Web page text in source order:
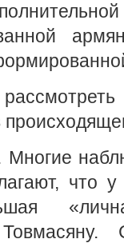
Многие
что